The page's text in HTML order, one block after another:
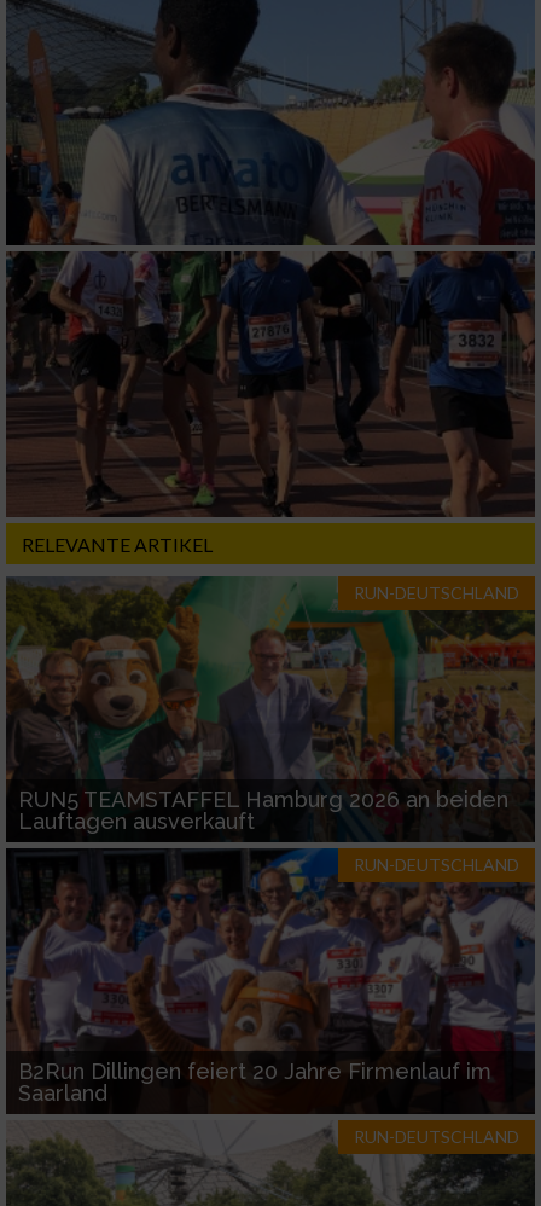
RELEVANTE ARTIKEL
RUN-DEUTSCHLAND
RUN5 TEAMSTAFFEL Hamburg 2026 an beiden
Lauftagen ausverkauft
RUN-DEUTSCHLAND
B2Run Dillingen feiert 20 Jahre Firmenlauf im
Saarland
RUN-DEUTSCHLAND